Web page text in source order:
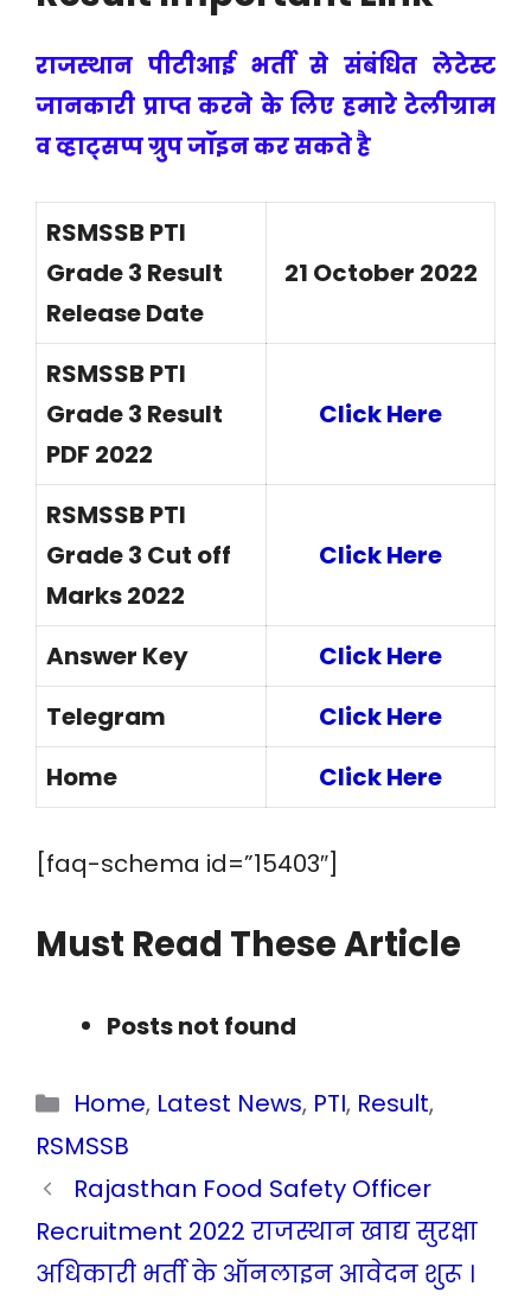
राजस्थान पीटीआई भर्ती से संबंधित लेटेस्ट
जानकारी प्राप्त करने के लिए हमारे टेलीग्राम
व व्हाट्सप्प ग्रुप जॉइन कर सकते है
RSMSSB PTI
Grade 3 Result
Release Date
21 October 2022
RSMSSB PTI
Grade 3 Result
PDF 2022
Click Here
RSMSSB PTI
Grade 3 Cut off
Marks 2022
Click Here
Answer Key
Click Here
Telegram
Click Here
Home
Click Here
[faq-schema id=”15403″]
Must Read These Article
Posts not found
Categories
Home, Latest News, PTI, Result,
RSMSSB
Rajasthan Food Safety Officer
Recruitment 2022 राजस्थान खाद्य सुरक्षा
अधिकारी भर्ती के ऑनलाइन आवेदन शुरू ।